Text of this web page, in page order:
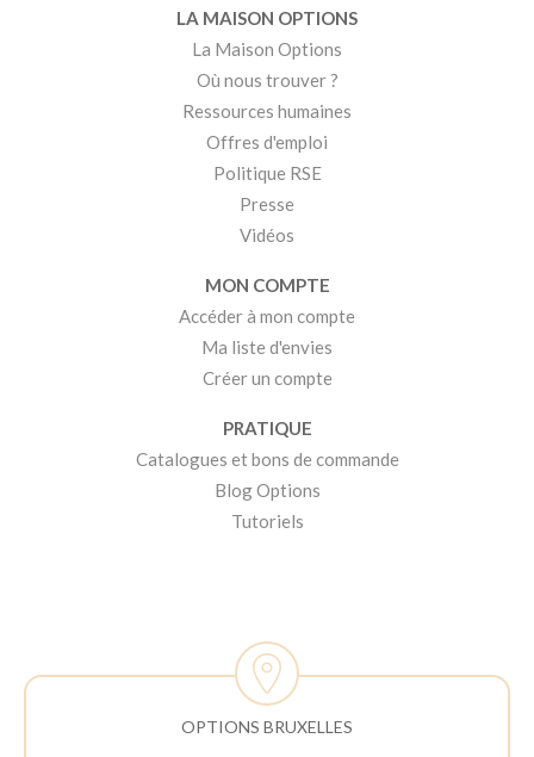
LA MAISON OPTIONS
La Maison Options
Où nous trouver ?
Ressources humaines
Offres d'emploi
Politique RSE
Presse
Vidéos
MON COMPTE
Accéder à mon compte
Ma liste d'envies
Créer un compte
PRATIQUE
Catalogues et bons de commande
Blog Options
Tutoriels
OPTIONS BRUXELLES